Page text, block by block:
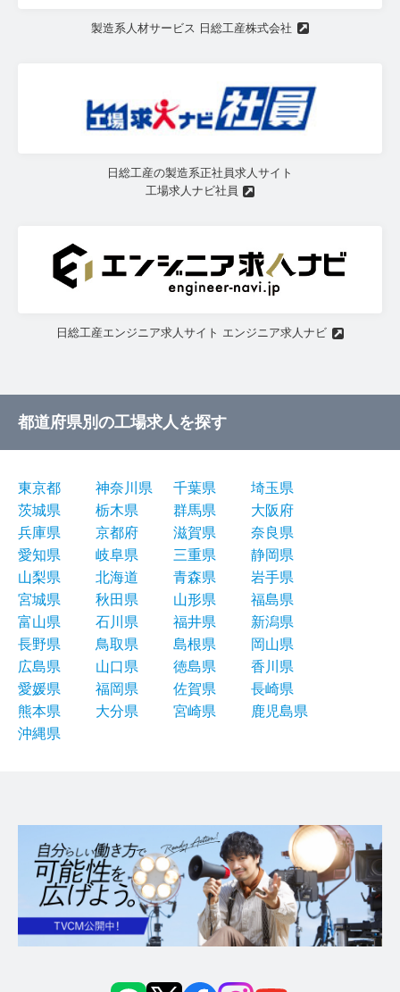
製造系人材サービス 日総工産株式会社
日総工産の製造系正社員求人サイト
工場求人ナビ社員
日総工産エンジニア求人サイト エンジニア求人ナビ
都道府県別の工場求人を探す
東京都 神奈川県 千葉県
埼玉県
茨城県
栃木県 群馬県
大阪府
兵庫県
京都府 滋賀県
奈良県
愛知県
岐阜県 三重県
静岡県
山梨県
北海道 青森県
岩手県
宮城県
秋田県 山形県
福島県
富山県
石川県 福井県
新潟県
長野県
鳥取県 島根県
岡山県
広島県
山口県 徳島県
香川県
愛媛県
福岡県 佐賀県
長崎県
熊本県
大分県 宮崎県
鹿児島県
沖縄県